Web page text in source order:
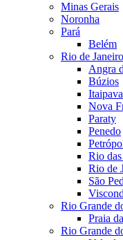
Minas Gerais
Noronha
Pará
Belém
Rio de Janeiro
Angra
Búzios
Itaipava
Nova
Paraty
Penedo
Rio
Rio de
São
Rio Grande
Praia
Rio Grande